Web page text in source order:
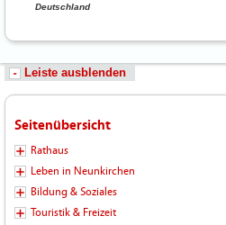
Deutschland
Leiste ausblenden
Seitenübersicht
Rathaus
Leben in Neunkirchen
Bildung & Soziales
Touristik & Freizeit